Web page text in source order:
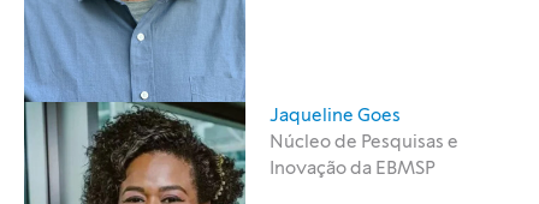
Jaqueline Goes
Núcleo de Pesquisas e
Inovação da EBMSP